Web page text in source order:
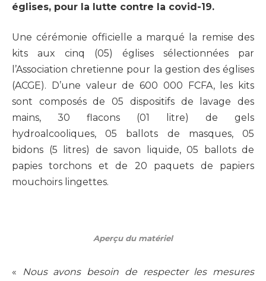
églises, pour la lutte contre la covid-19.
Une cérémonie officielle a marqué la remise des
kits aux cinq (05) églises sélectionnées par
l’Association chretienne pour la gestion des églises
(ACGE). D’une valeur de 600 000 FCFA, les kits
sont composés de 05 dispositifs de lavage des
mains, 30 flacons (01 litre) de gels
hydroalcooliques, 05 ballots de masques, 05
bidons (5 litres) de savon liquide, 05 ballots de
papies torchons et de 20 paquets de papiers
mouchoirs lingettes.
Aperçu du matériel
«
Nous avons besoin de respecter les mesures